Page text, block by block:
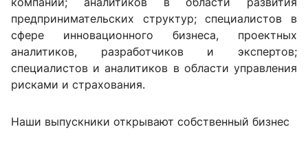
предпринимательских структур; специалистов в
сфере инновационного бизнеса, проектных
аналитиков, разработчиков и экспертов;
специалистов и аналитиков в области управления
рисками и страхования.
Наши выпускники открывают собственный бизнес